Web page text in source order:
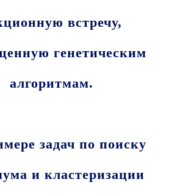
встречу,
генетическим
алгоритмам.
задач по поиску
и кластеризации